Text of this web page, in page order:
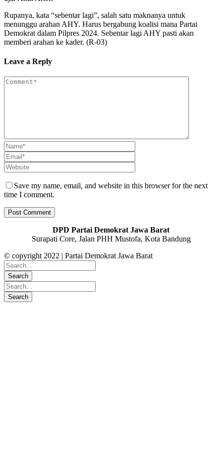
Rupanya, kata “sebentar lagi”, salah satu maknanya untuk
menunggu arahan AHY. Harus bergabung koalisi mana Partai
Demokrat dalam Pilpres 2024. Sebentar lagi AHY pasti akan
memberi arahan ke kader. (R-03)
Leave a Reply
Save my name, email, and website in this browser for the next
time I comment.
DPD Partai Demokrat Jawa Barat
Surapati Core, Jalan PHH Mustofa, Kota Bandung
© copyright 2022 | Partai Demokrat Jawa Barat